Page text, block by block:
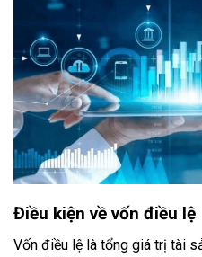
Điều kiện về vốn điều lệ
Vốn điều lệ là tổng giá trị tài